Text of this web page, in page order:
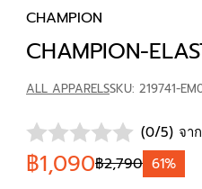
CHAMPION
CHAMPION-
ALL APPARELSSKU: 219741-
(0/5) จา
฿1,090฿2,790 61%